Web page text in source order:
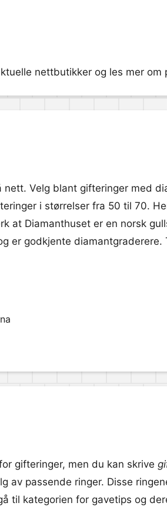
nettbutikker og les mer
Velg blant gifteringer med
i størrelser fra 50 til 70.
at Diamanthuset er en norsk
er godkjente diamantgraderere.
gifteringer, men du kan skrive
av passende ringer. Disse
til kategorien for gavetips og